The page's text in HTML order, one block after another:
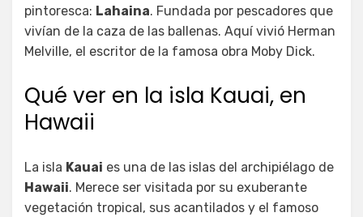
pintoresca: Lahaina. Fundada por pescadores que
vivían de la caza de las ballenas. Aquí vivió Herman
Melville, el escritor de la famosa obra Moby Dick.
Qué ver en la isla Kauai, en
Hawaii
La isla Kauai es una de las islas del archipiélago de
Hawaii. Merece ser visitada por su exuberante
vegetación tropical, sus acantilados y el famoso